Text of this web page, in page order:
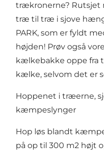
trækronerne? Rutsjet
træ til træ i sjove
PARK, som er fyldt
højden! Prøv også
kælkebakke oppe fra
kælke, selvom det er
Hoppenet i træerne,
kæmpeslynger
Hop løs blandt
på op til 300 m2 højt